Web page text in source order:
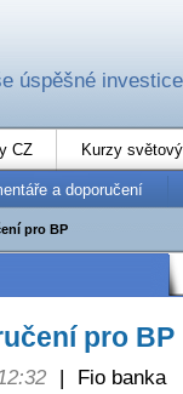
úspěšné investice
CZ Kurzy
a doporučení
pro BP
pro BP
|
Fio banka